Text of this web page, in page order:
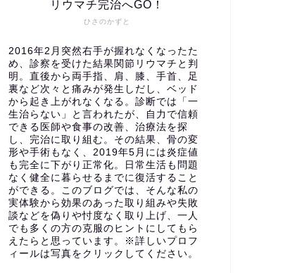
ひさのかずと
リウマチ完治へGO！
2016年2月突然右手が握れなくなったた
め、診察を受けた結果関節リウマチと判
明。直後から両手指、肩、膝、手首、足
裏など次々と痛みが発生しだし、ベッド
から起き上がれなくなる。診断では「一
生治らない」と言われたが、自力で信頼
できる医師や食事の改善、治療法を探
し、完治に取り組む。その結果、骨の変
形や手術もなく、2019年5月には炎症値
も完全に下がり正常化。日常生活も問題
なく健全に暮らせるまでに復活すること
ができる。このブログでは、そんな私の
実体験から効果のあった取り組みや失敗
談などを偽りや忖度なく取り上げ、一人
でも多くの方の克服のヒントにしてもら
えたらと思っています。※詳しいプロフ
ィールは写真をクリックしてください。